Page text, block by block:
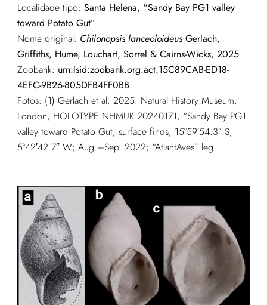
Localidade tipo: Santa Helena, “Sandy Bay PG1 valley
toward Potato Gut”
Nome original: Chilonopsis lanceoloideusGerlach,
Griffiths, Hume, Louchart, Sorrel & Cairns-Wicks, 2025
Zoobank: urn:lsid:zoobank.org:act:15C89CAB-ED18-
4EFC-9B26-805DFB4FF0BB
Fotos: (1) Gerlach et al. 2025: Natural History Museum,
London, HOLOTYPE NHMUK 20240171, “Sandy Bay PG1
valley toward Potato Gut, surface finds; 15°59′54.3″ S,
5°42′42.7″ W; Aug.–Sep. 2022; “AtlantAves” leg